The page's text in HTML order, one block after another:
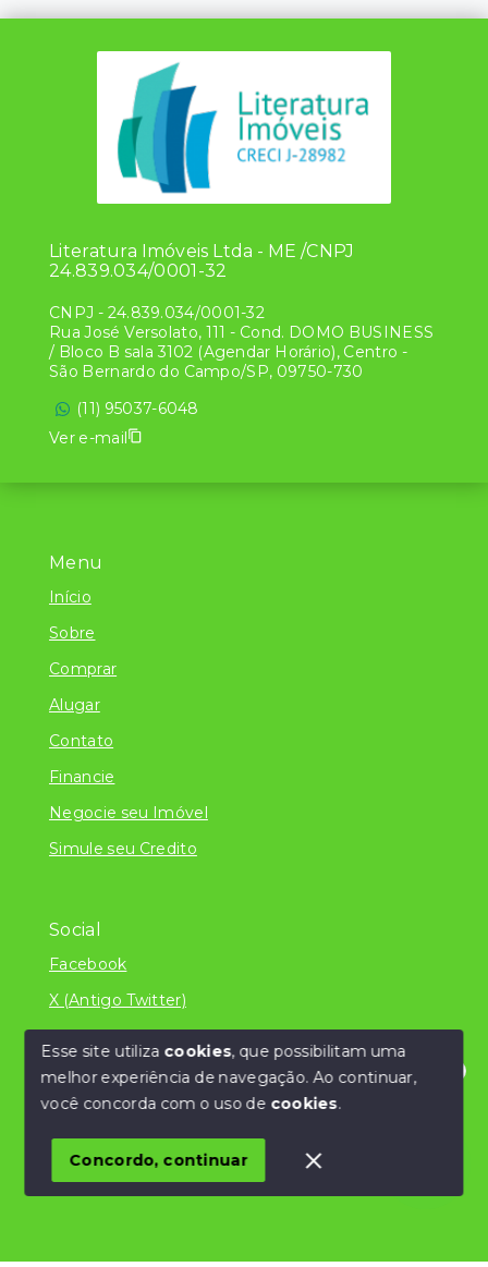
Olá! Estamos disponíveis para te ajudar.
Menu
Início
Sobre
Comprar
Alugar
Contato
Financie
Negocie seu Imóvel
Simule seu Credito
Social
Facebook
X (Antigo Twitter)
© Copyright 2026 - Literatura Imóveis Ltda - ME
/CNPJ 24.839.034/0001-32 - Todos os direitos
SITE PARA IMOBILIARIA
Literatura Imóveis Ltda - ME /CNPJ
24.839.034/0001-32
CNPJ - 24.839.034/0001-32
Rua José Versolato, 111 - Cond. DOMO BUSINESS
/ Bloco B sala 3102 (Agendar Horário), Centro -
São Bernardo do Campo/SP, 09750-730
(11) 95037-6048
Ver e-mail
Esse site utiliza cookies, que possibilitam uma
melhor experiência de navegação.Ao continuar,
você concorda com o uso de cookies.
Concordo, continuar